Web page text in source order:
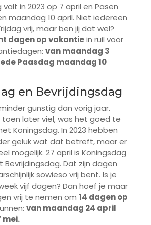
in 2023 op 7 april en Pasen
maandag 10 april. Niet iedereen
vrij, maar ben jij dat wel?
dagen op vakantiein ruil voor
van maandag 3
Paasdag maandag 10
en Bevrijdingsdag
gunstig dan vorig jaar.
later viel, was het goed te
Koningsdag. In 2023 hebben
geluk wat dat betreft, maar er
mogelijk. 27 april is Koningsdag
Bevrijdingsdag. Dat zijn dagen
sowieso vrij bent. Is je
vijf dagen? Dan hoef je maar
vrij te nemen om 14 dagen op
van maandag 24 april
mei.